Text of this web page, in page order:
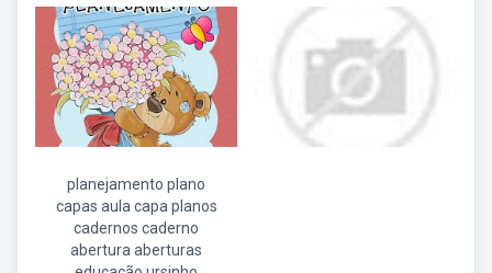
planejamento plano
capas aula capa planos
cadernos caderno
abertura aberturas